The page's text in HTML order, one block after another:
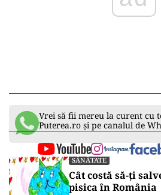
Vrei să fii mereu la curent cu
Puterea.ro și pe canalul de
SĂNĂTATE
Cât costă să-ți
pisica în România